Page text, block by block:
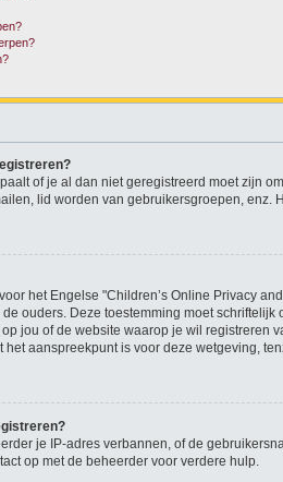
of je al dan niet geregistreerd moet zijn
lid worden van gebruikersgroepen, enz.
het Engelse "Children’s Online Privacy
ouders. Deze toestemming moet
jou of de website waarop je wil registreren
het aanspreekpunt is voor deze wetgeving,
je IP-adres verbannen, of de
op met de beheerder voor verdere hulp.